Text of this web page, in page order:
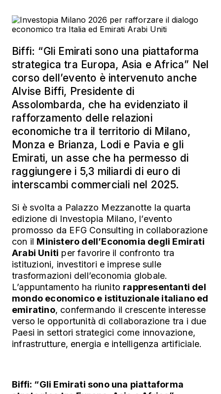
Biffi: “Gli Emirati sono una piattaforma
strategica tra Europa, Asia e Africa” Nel
corso dell’evento è intervenuto anche
Alvise Biffi, Presidente di
Assolombarda, che ha evidenziato il
rafforzamento delle relazioni
economiche tra il territorio di Milano,
Monza e Brianza, Lodi e Pavia e gli
Emirati, un asse che ha permesso di
raggiungere i 5,3 miliardi di euro di
interscambi commerciali nel 2025.
Si è svolta a Palazzo Mezzanotte la quarta
edizione di Investopia Milano, l’evento
promosso da EFG Consulting in collaborazione
con il Ministero dell’Economia degli Emirati
Arabi Uniti per favorire il confronto tra
istituzioni, investitori e imprese sulle
trasformazioni dell’economia globale.
L’appuntamento ha riunito rappresentanti del
mondo economico e istituzionale italiano ed
emiratino, confermando il crescente interesse
verso le opportunità di collaborazione tra i due
Paesi in settori strategici come innovazione,
infrastrutture, energia e intelligenza artificiale.
Biffi: “Gli Emirati sono una piattaforma